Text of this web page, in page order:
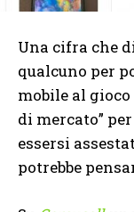
Una cifra che
qualcuno per
mobile al gioco
di mercato”
essersi
potrebbe